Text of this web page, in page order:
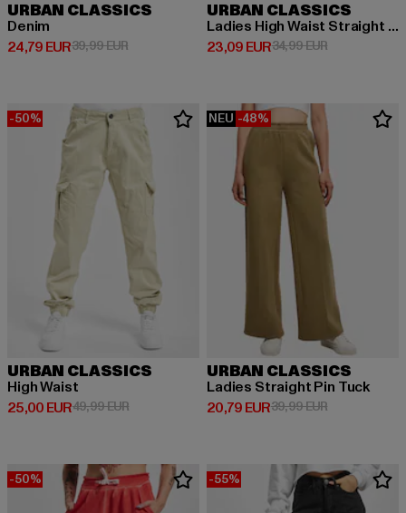
URBAN CLASSICS
Denim
24,79 EUR
Derzeitiger Preis: 24,79 EUR
39,99 EURAktionspreis: 39,99 EUR
URBAN CLASSICS
Ladies High Waist Straight Velvet
23,09 EUR
Derzeitiger Preis: 23,09 EUR
34,99 EURAktionspreis:
-50%
URBAN CLASSICS
High Waist
25,00 EUR
Derzeitiger Preis: 25,00 EUR
49,99 EURAktionspreis: 49,99 EUR
NEU -48%
URBAN CLASSICS
Ladies Straight Pin Tuck
20,79 EUR
Derzeitiger Preis: 20,79 EUR
39,99 EURAktionspreis:
-50% -55%